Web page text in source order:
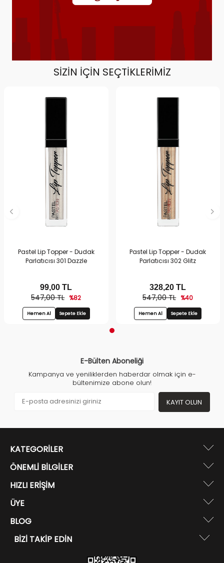
SIZIN İÇIN SEÇTIKLERIMIZ
Pastel Lip Topper - Dudak
Parlatıcısı 301 Dazzle
547,00 TL %82
99,00 TL
Hemen Al Sepete Ekle
Pastel Lip Topper - Dudak
Parlatıcısı 302 Glitz
547,00 TL %40
328,20 TL
Hemen Al Sepete Ekle
E-Bülten Aboneliği
Kampanya ve yeniliklerden haberdar olmak için e-
bültenimize abone olun!
KAYIT OLUN
KATEGORILER
ÖNEMLI BILGILER
HIZLI ERIŞIM
ÜYE
BLOG
BIZI TAKIP EDIN